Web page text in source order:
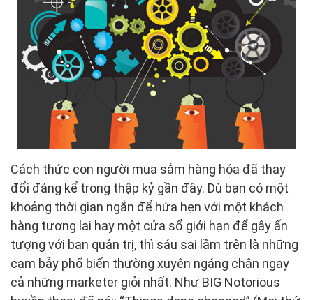
Cách thức con người mua sắm hàng hóa đã thay
đổi đáng kể trong thập kỷ gần đây. Dù bạn có một
khoảng thời gian ngắn để hứa hẹn với một khách
hàng tương lai hay một cửa sổ giới hạn để gây ấn
tượng với ban quản trị, thì sáu sai lầm trên là những
cạm bẫy phổ biến thường xuyên ngáng chân ngay
cả những marketer giỏi nhất. Như BIG Notorious